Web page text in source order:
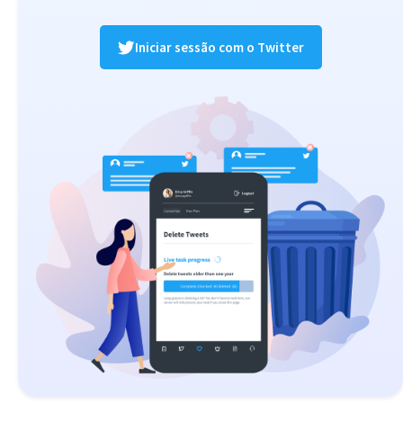
Iniciar sessão com o Twitter